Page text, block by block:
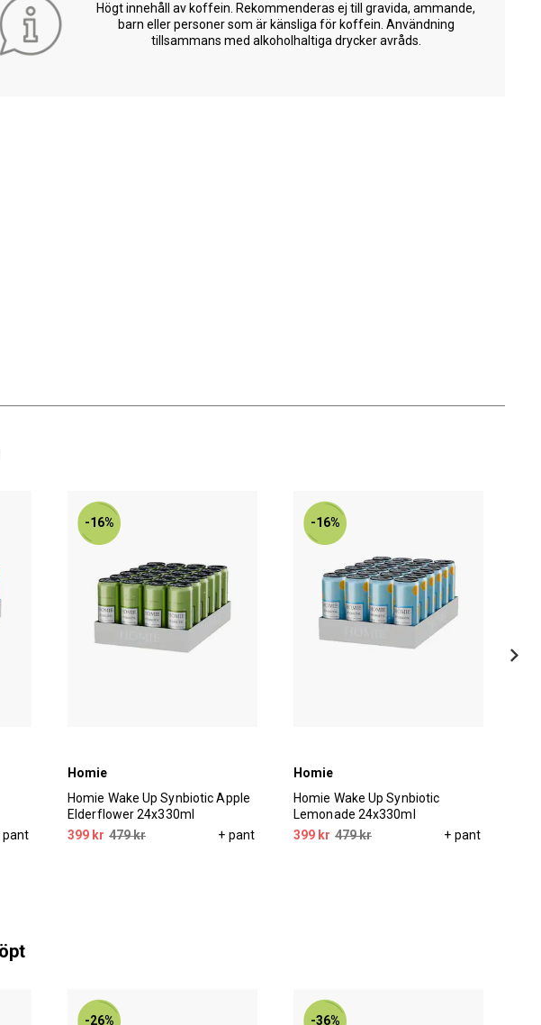
Högt innehåll av koffein. Rekommenderas ej till gravida, ammande,
barn eller personer som är känsliga för koffein. Användning
tillsammans med alkoholhaltiga drycker avråds.
pant
-16%
Homie
Homie Wake Up Synbiotic Apple
Elderflower 24x330ml
399 kr 479 kr + pant
-16%
Homie
Homie Wake Up Synbiotic
Lemonade 24x330ml
399 kr 479 kr + pant
-26% -36%